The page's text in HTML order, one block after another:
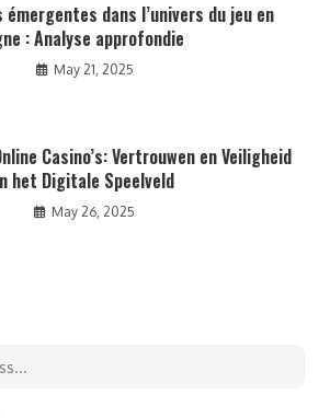
émergentes dans l’univers du jeu en
: Analyse approfondie
May 21, 2025
Casino’s: Vertrouwen en Veiligheid
het Digitale Speelveld
May 26, 2025